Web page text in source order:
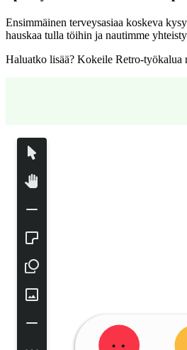
Ensimmäinen terveysasiaa koskeva
hauskaa tulla töihin ja nautimme
Haluatko lisää? Kokeile Retro-työkalua